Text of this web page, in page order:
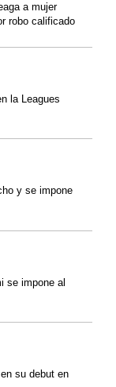
a mujer
robo calificado
la Leagues
y se impone
se impone al
su debut en